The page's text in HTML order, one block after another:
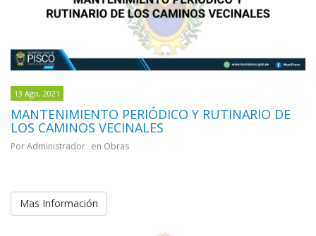
13 Ago, 2021
MANTENIMIENTO PERIÓDICO Y RUTINARIO DE
LOS CAMINOS VECINALES
Por Administrador en Obras
Mas Información